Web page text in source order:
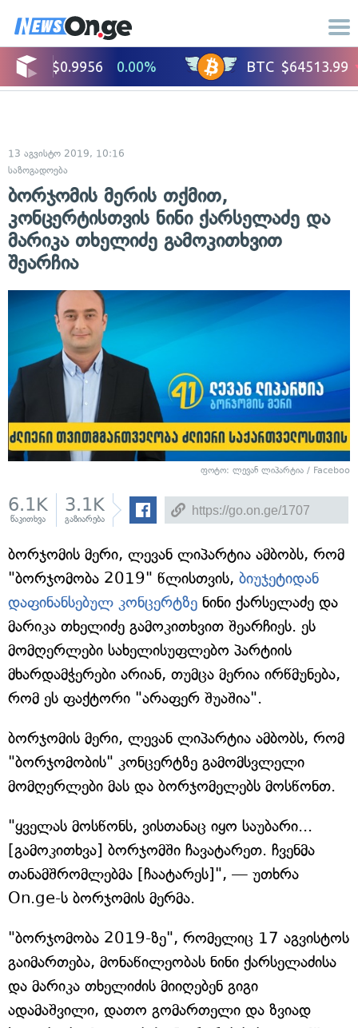
13 აგვისტო 2019, 10:16
საზოგადოება
ბორჯომის მერის თქმით,
კონცერტისთვის ნინი ქარსელაძე და
მარიკა თხელიძე გამოკითხვით
შეარჩია
ფოტო: ლევან ლიპარტია / Faceboo
6.1K
წაკითხვა
3.1K
გაზიარება
ბორჯომის მერი, ლევან ლიპარტია ამბობს, რომ
"ბორჯომობა 2019" წლისთვის, ბიუჯეტიდან
დაფინანსებულ კონცერტზე ნინი ქარსელაძე და
მარიკა თხელიძე გამოკითხვით შეარჩიეს. ეს
მომღერლები სახელისუფლებო პარტიის
მხარდამჭერები არიან, თუმცა მერია ირწმუნება,
რომ ეს ფაქტორი "არაფერ შუაშია".
ბორჯომის მერი, ლევან ლიპარტია ამბობს, რომ
"ბორჯომობის" კონცერტზე გამომსვლელი
მომღერლები მას და ბორჯომელებს მოსწონთ.
"ყველას მოსწონს, ვისთანაც იყო საუბარი...
[გამოკითხვა] ბორჯომში ჩავატარეთ. ჩვენმა
თანამშრომლებმა [ჩაატარეს]", — უთხრა
On.ge-ს ბორჯომის მერმა.
"ბორჯომობა 2019-ზე", რომელიც 17 აგვისტოს
გაიმართება, მონაწილეობას ნინი ქარსელაძისა
და მარიკა თხელიძის მიიღებენ გიგი
ადამაშვილი, დათო გომართელი და ზვიად